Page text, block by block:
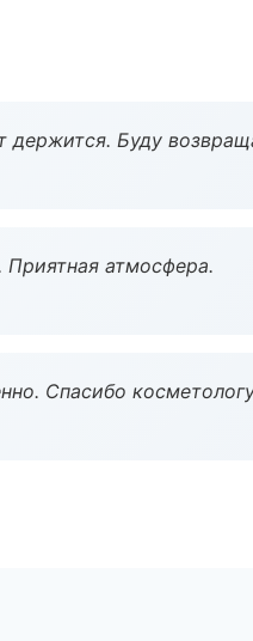
Буду
атмосфера.
Спасибо